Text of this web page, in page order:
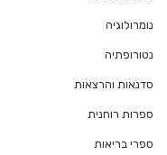
נומרולוגיה
נטורופתיה
סדנאות והרצאות
ספרות רוחנית
ספרי בריאות